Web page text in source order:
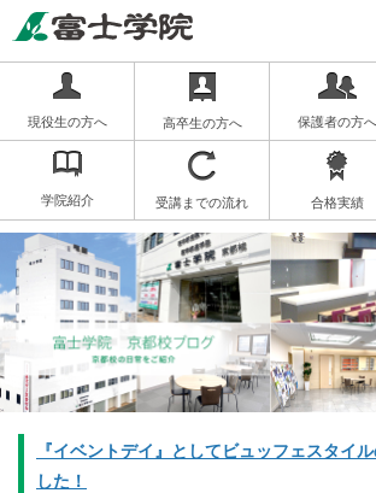
現役生の方へ 高卒生の方へ 保護者の方へ
学院紹介 受講までの流れ 合格実績
『イベントデイ』としてビュッフェスタイ
した！